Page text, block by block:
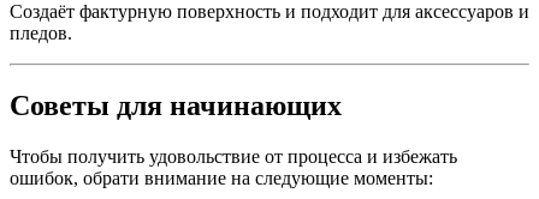
Создаёт фактурную поверхность и подходит для аксессуаров и
пледов.
Советы для начинающих
Чтобы получить удовольствие от процесса и избежать
ошибок, обрати внимание на следующие моменты: